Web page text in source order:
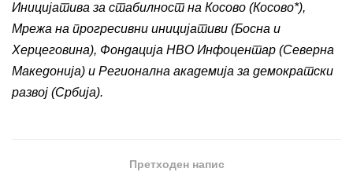
Иницијатива за стабилност на Косово (Косово*),
Мрежа на прогресивни иницијативи (Босна и
Херцеговина), Фондација НВО Инфоцентар (Северна
Македонија) и Регионална академија за демократски
развој (Србија).
Претходен напис